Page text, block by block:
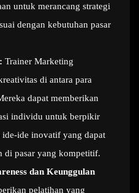
untuk merancang strategi
dengan kebutuhan pasar
Trainer Marketing
di antara para
dapat memberikan
individu untuk berpikir
ide inovatif yang dapat
di pasar yang kompetitif.
dan Keunggulan
pelatihan yang